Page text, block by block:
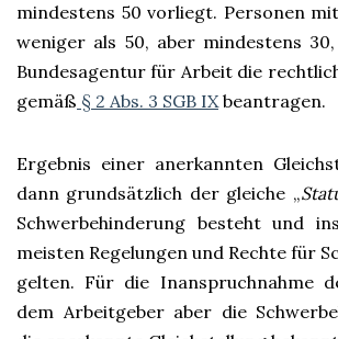
mindestens 50 vorliegt. Personen
weniger als 50, aber mindestens
Bundesagentur für Arbeit die
gemäß § 2 Abs. 3 SGB IXbeantragen.
Ergebnis einer anerkannten
dann grundsätzlich der gleiche „
Schwerbehinderung besteht und
meisten Regelungen und Rechte für
gelten. Für die Inanspruchnahme
dem Arbeitgeber aber die